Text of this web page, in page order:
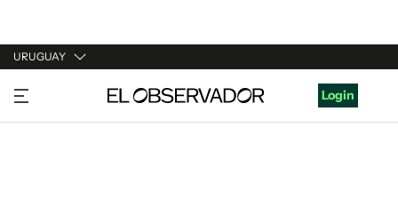
URUGUAY
URUGUAY
ARGENTINA
Login